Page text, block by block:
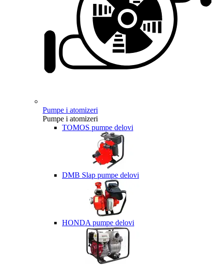
Pumpe i atomizeri
Pumpe i atomizeri
TOMOS pumpe delovi
DMB Slap pumpe delovi
HONDA pumpe delovi